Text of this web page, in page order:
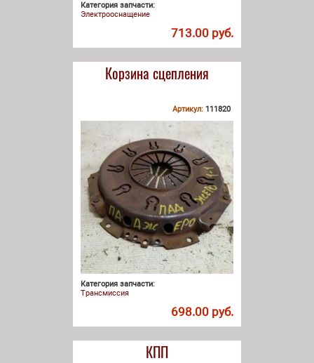
Категория запчасти:
Электрооснащение
713.00 руб.
Корзина сцепления
Артикул: 111820
Категория запчасти:
Трансмиссия
698.00 руб.
КПП